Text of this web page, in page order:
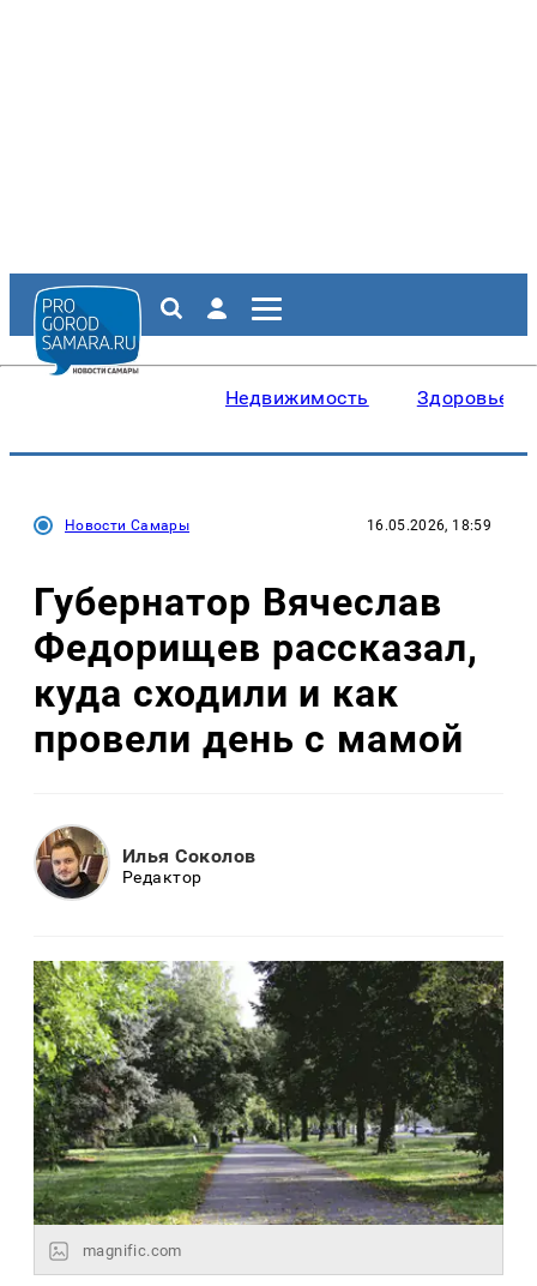
Недвижимость Здоровье
Новости Самары 16.05.2026, 18:59
Губернатор Вячеслав
Федорищев рассказал,
куда сходили и как
провели день с мамой
Илья Соколов
Редактор
magnific.com